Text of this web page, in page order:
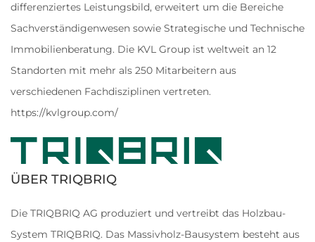
differenziertes Leistungsbild, erweitert um die Bereiche
Sachverständigenwesen sowie Strategische und Technische
Immobilienberatung. Die KVL Group ist weltweit an 12
Standorten mit mehr als 250 Mitarbeitern aus
verschiedenen Fachdisziplinen vertreten.
https://kvlgroup.com/
ÜBER TRIQBRIQ
Die TRIQBRIQ AG produziert und vertreibt das Holzbau-
System TRIQBRIQ. Das Massivholz-Bausystem besteht aus